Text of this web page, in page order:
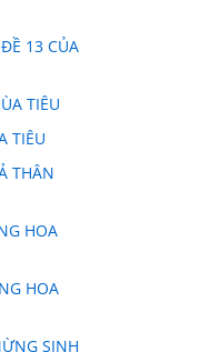
13 CỦA
TIÊU
TIÊU
THÂN
HOA
HOA
SINH